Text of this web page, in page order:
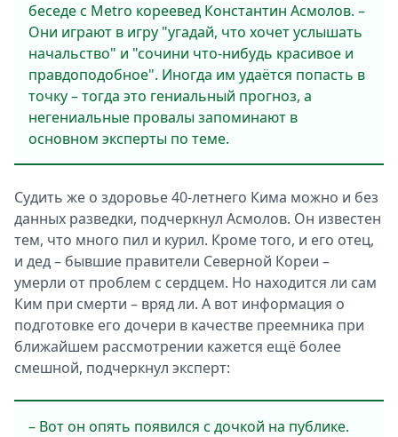
беседе с Metro кореевед Константин Асмолов. –
Они играют в игру "угадай, что хочет услышать
начальство" и "сочини что-нибудь красивое и
правдоподобное". Иногда им удаётся попасть в
точку – тогда это гениальный прогноз, а
негениальные провалы запоминают в
основном эксперты по теме.
Судить же о здоровье 40-летнего Кима можно и без
данных разведки, подчеркнул Асмолов. Он известен
тем, что много пил и курил. Кроме того, и его отец,
и дед – бывшие правители Северной Кореи –
умерли от проблем с сердцем. Но находится ли сам
Ким при смерти – вряд ли. А вот информация о
подготовке его дочери в качестве преемника при
ближайшем рассмотрении кажется ещё более
смешной, подчеркнул эксперт:
– Вот он опять появился с дочкой на публике.